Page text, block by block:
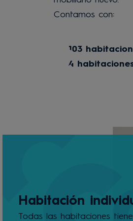
Contamos con:
103
4
Habitación
Todas las habitaciones